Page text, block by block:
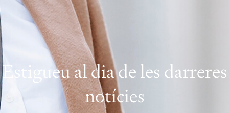
DE GOVERN COMISSIÓ DEONTOLÒGICA
INFORMÀTICA I NOVES
TECNOLOGIES
DE FEINA
ALERTES
FARMACÈUTIQUES
R
CARNET METGE
COL·LEGIAT
Estigueu al dia de les darreres
notícies